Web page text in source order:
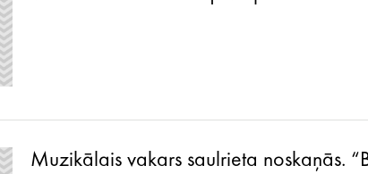
Muzikālais vakars saulrieta noskaņās.